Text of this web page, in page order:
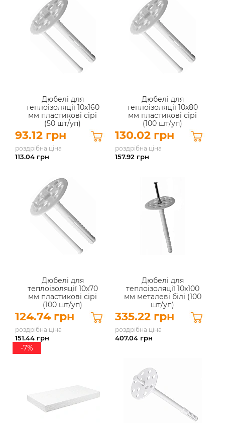
Дюбелі для
теплоізоляції 10x160
мм пластикові сірі
(50 шт/уп)
93.12 грн
роздрібна ціна
113.04 грн
Дюбелі для
теплоізоляції 10x80
мм пластикові сірі
(100 шт/уп)
130.02 грн
роздрібна ціна
157.92 грн
Дюбелі для
теплоізоляції 10x70
мм пластикові сірі
(100 шт/уп)
124.74 грн
роздрібна ціна
151.44 грн
Дюбелі для
теплоізоляції 10x100
мм металеві білі (100
шт/уп)
335.22 грн
роздрібна ціна
407.04 грн
-7%